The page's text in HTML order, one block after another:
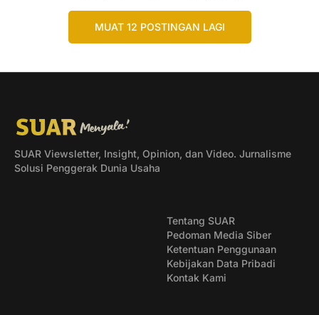
MUAT 12 POSTINGAN LAGI
SUAR Viewsletter, Insight, Opinion, dan Video. Jurnalisme
Solusi Penggerak Dunia Usaha
Tentang SUAR
Pedoman Media Siber
Ketentuan Penggunaan
Kebijakan Data Pribadi
Kontak Kami